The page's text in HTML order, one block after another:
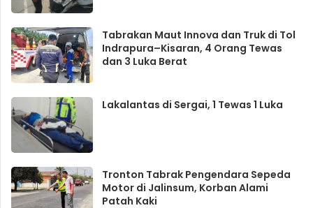
Tabrakan Maut Innova dan Truk di Tol
Indrapura–Kisaran, 4 Orang Tewas
dan 3 Luka Berat
Lakalantas di Sergai, 1 Tewas 1 Luka
Tronton Tabrak Pengendara Sepeda
Motor di Jalinsum, Korban Alami
Patah Kaki